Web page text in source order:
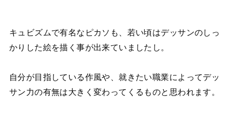
キュビズムで有名なピカソも、若い頃はデッサンのしっ
かりした絵を描く事が出来ていましたし。
自分が目指している作風や、就きたい職業によってデッ
サン力の有無は大きく変わってくるものと思われます。